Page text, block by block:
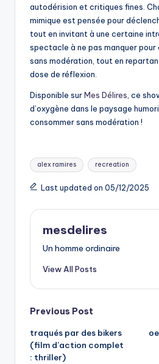
autodérision et critiques fines.
mimique est pensée pour
tout en invitant à une certaine
spectacle à ne pas manquer pour
sans modération, tout en
dose de réflexion.
Disponible surMes Délires , ce
d’oxygène dans le paysage
consommer sans modération !
Tags:
alex ramires recreation
Last updated on 05/12/2025
mesdelires
Un homme ordinaire
View All Posts
Post
navigation
Previous Post
traqués par des bikers
(film d’action complet
: thriller)